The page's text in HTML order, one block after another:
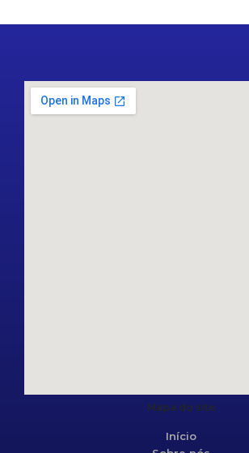
Mapa do site
Início